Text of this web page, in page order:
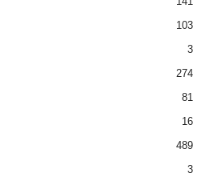
103
3
274
81
16
489
3